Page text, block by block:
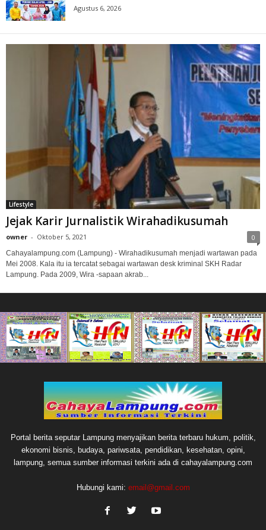
Agustus 6, 2026
Lifestyle
Jejak Karir Jurnalistik Wirahadikusumah
owner - Oktober 5, 2021 0
Cahayalampung.com (Lampung) - Wirahadikusumah menjadi wartawan pada
Mei 2008. Kala itu ia tercatat sebagai wartawan desk kriminal SKH Radar
Lampung. Pada 2009, Wira -sapaan akrab...
Portal berita seputar Lampung menyajikan berita terbaru hukum, politik,
ekonomi bisnis, budaya, pariwsata, pendidikan, kesehatan, opini,
lampung, semua sumber informasi terkini ada di cahayalampung.com
Hubungi kami: email@gmail.com